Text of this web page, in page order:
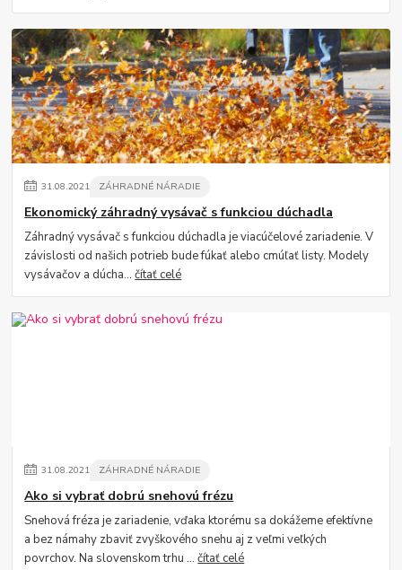
31.08.2021 ZÁHRADNÉ NÁRADIE
Ekonomický záhradný vysávač s funkciou dúchadla
Záhradný vysávač s funkciou dúchadla je viacúčelové zariadenie. V
závislosti od našich potrieb bude fúkať alebo cmúľať listy. Modely
vysávačov a dúcha...čítať celé
31.08.2021 ZÁHRADNÉ NÁRADIE
Ako si vybrať dobrú snehovú frézu
Snehová fréza je zariadenie, vďaka ktorému sa dokážeme efektívne
a bez námahy zbaviť zvyškového snehu aj z veľmi veľkých
povrchov. Na slovenskom trhu ...čítať celé